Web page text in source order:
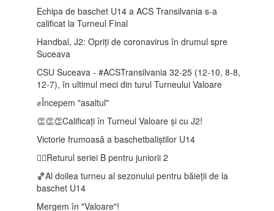
Echipa de baschet U14 a ACS Transilvania s-a
calificat la Turneul Final
Handbal, J2: Opriți de coronavirus în drumul spre
Suceava
CSU Suceava - #ACSTransilvania 32-25 (12-10, 8-8,
12-7), în ultimul meci din turul Turneului Valoare
✊Începem "asaltul"
👏👏👏Calificați în Turneul Valoare și cu J2!
Victorie frumoasă a baschetbaliștilor U14
🤾‍♂️Returul seriei B pentru juniorii 2
🏀Al doilea turneu al sezonului pentru băieții de la
baschet U14
Mergem în "Valoare"!